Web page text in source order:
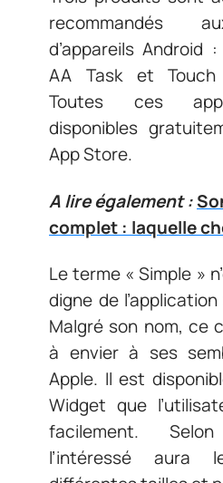
recommandés
d’appareils Android
AA Task et Touch
Toutes ces
disponibles
App Store.
A lire également :
complet : laquelle
Le terme « Simple »
digne de
Malgré son nom, ce
à envier à ses
Apple. Il est
Widget que
facilement.
l’intéressé aura